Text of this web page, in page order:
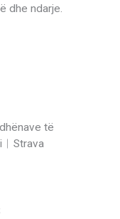
dhe ndarje.
të